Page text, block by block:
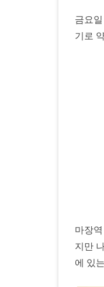
금요
기로
마장
지만
에 있